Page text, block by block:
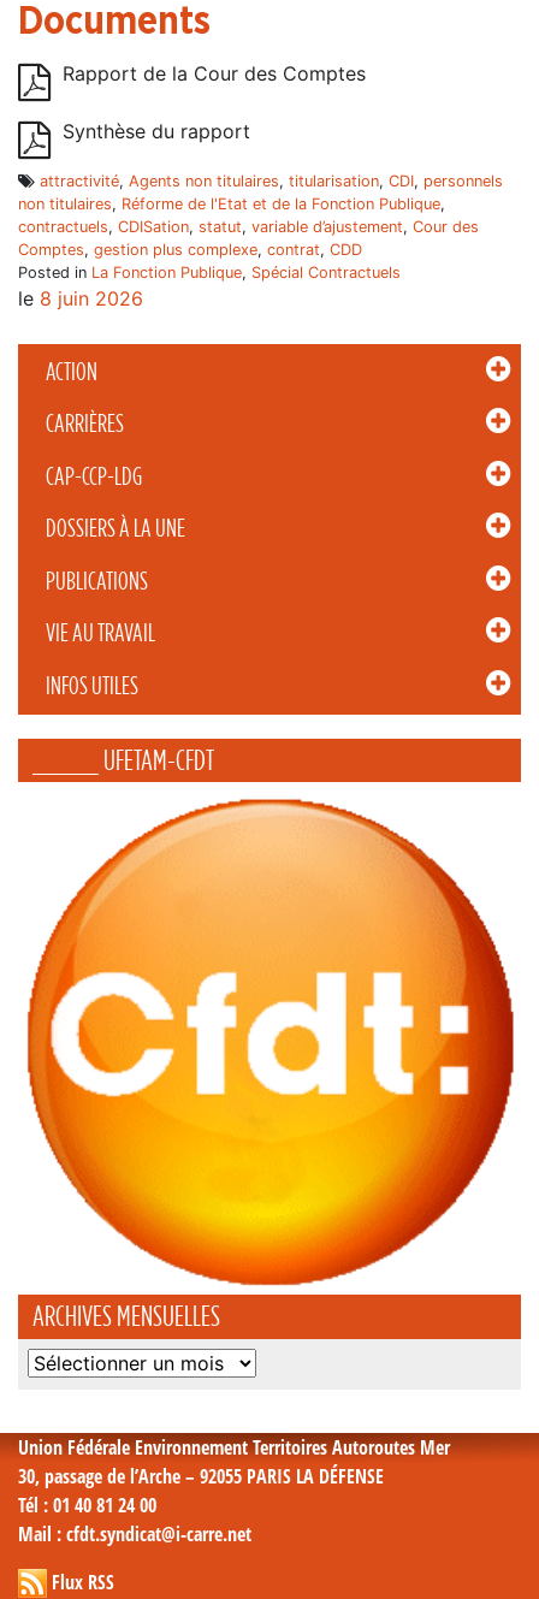
ACTION
CARRIÈRES
CAP-CCP-LDG
DOSSIERS À LA UNE
PUBLICATIONS
VIE AU TRAVAIL
INFOS UTILES
_____ UFETAM-CFDT
ARCHIVES MENSUELLES
Archives
Documents
Rapport de la Cour des Comptes
Synthèse du rapport
attractivité, Agents non titulaires, titularisation, CDI, personnels
non titulaires, Réforme de l'Etat et de la Fonction Publique,
contractuels, CDISation, statut, variable d’ajustement, Cour des
Comptes, gestion plus complexe, contrat, CDD
Posted in La Fonction Publique, Spécial Contractuels
le 8 juin 2026
Union Fédérale Environnement Territoires Autoroutes Mer
30, passage de l’Arche – 92055 PARIS LA DÉFENSE
Tél : 01 40 81 24 00
Mail : cfdt.syndicat@i-carre.net
Flux RSS